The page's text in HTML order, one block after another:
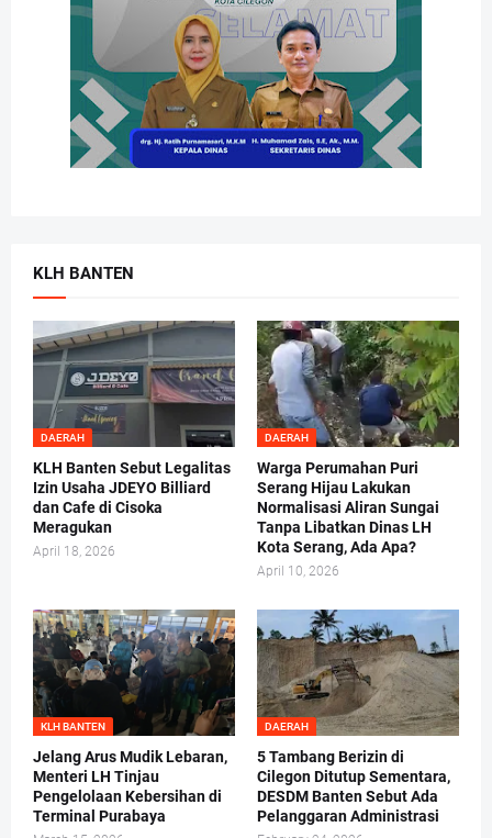
KLH BANTEN
DAERAH
KLH Banten Sebut Legalitas
Izin Usaha JDEYO Billiard
dan Cafe di Cisoka
Meragukan
April 18, 2026
DAERAH
Warga Perumahan Puri
Serang Hijau Lakukan
Normalisasi Aliran Sungai
Tanpa Libatkan Dinas LH
Kota Serang, Ada Apa?
April 10, 2026
KLH BANTEN
Jelang Arus Mudik Lebaran,
Menteri LH Tinjau
Pengelolaan Kebersihan di
Terminal Purabaya
DAERAH
5 Tambang Berizin di
Cilegon Ditutup Sementara,
DESDM Banten Sebut Ada
Pelanggaran Administrasi